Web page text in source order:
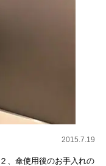
2015.7.19
、傘使用後のお手入れの